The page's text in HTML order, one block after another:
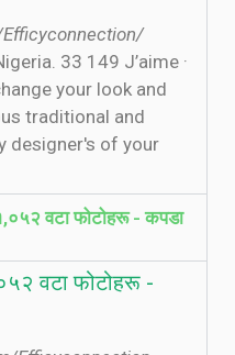
33 149 J’aime ·
your look and
traditional and
designer's of your
वटा फोटोहरू - कपडा
वटा फोटोहरू -